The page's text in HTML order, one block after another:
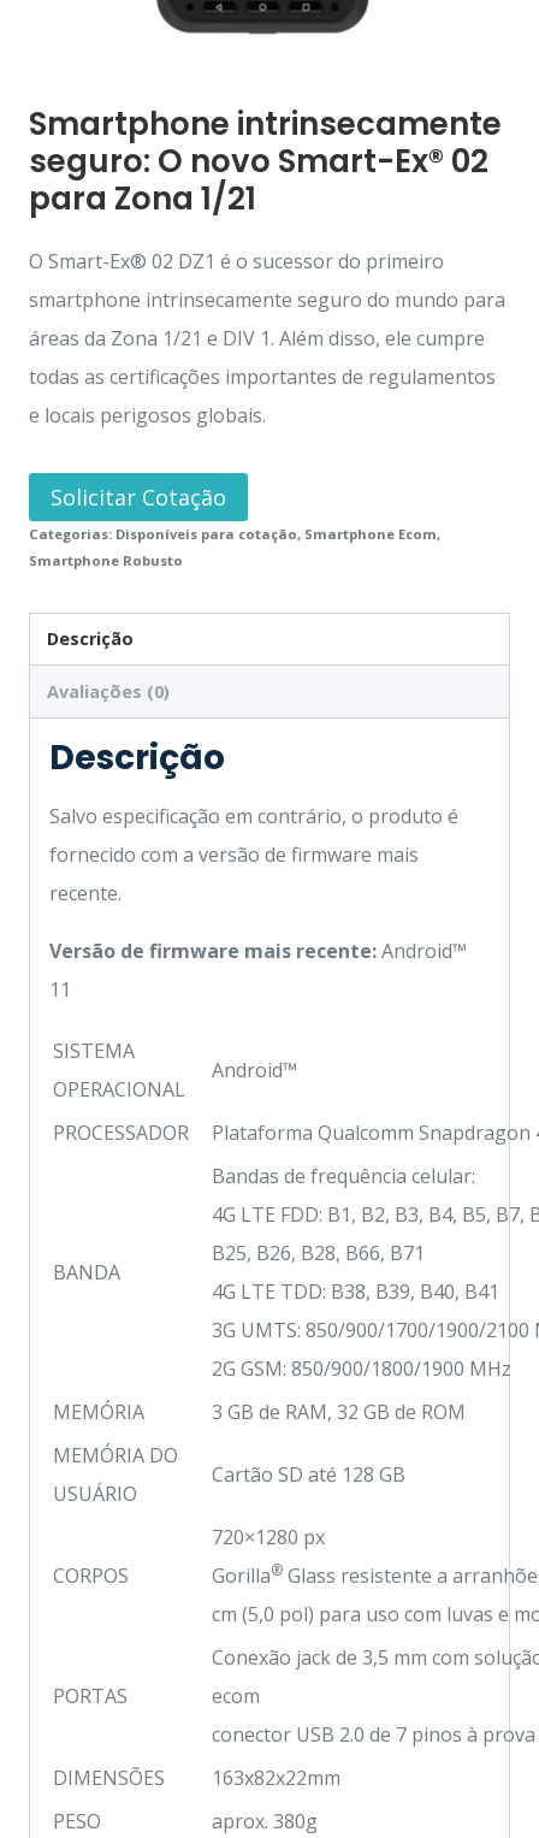
Smartphone intrinsecamente
seguro: O novo Smart-Ex® 02
para Zona 1/21
O Smart-Ex® 02 DZ1 é o sucessor do primeiro
smartphone intrinsecamente seguro do mundo para
áreas da Zona 1/21 e DIV 1. Além disso, ele cumpre
todas as certificações importantes de regulamentos
e locais perigosos globais.
Solicitar Cotação
Categorias: Disponíveis para cotação, Smartphone Ecom,
Smartphone Robusto
Descrição
Avaliações (0)
Descrição
Salvo especificação em contrário, o produto é
fornecido com a versão de firmware mais
recente.
Versão de firmware mais recente:Android™
11
SISTEMA
OPERACIONAL
Android™
PROCESSADOR Plataforma Qualcomm Snapdragon
BANDA
Bandas de frequência celular:
4G LTE FDD: B1, B2, B3, B4, B5, B7,
B25, B26, B28, B66, B71
4G LTE TDD: B38, B39, B40, B41
3G UMTS: 850/900/1700/1900/2100
2G GSM: 850/900/1800/1900 MHz
MEMÓRIA
3 GB de RAM, 32 GB de ROM
MEMÓRIA DO
USUÁRIO
Cartão SD até 128 GB
CORPOS
720×1280 px
Gorilla® Glass resistente a
cm (5,0 pol) para uso com luvas e
PORTAS
Conexão jack de 3,5 mm com
ecom
conector USB 2.0 de 7 pinos à prova
DIMENSÕES
163x82x22mm
PESO
aprox. 380g